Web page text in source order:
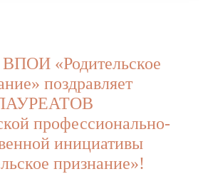
«Родительское
поздравляет
профессионально-
инициативы
признание»!